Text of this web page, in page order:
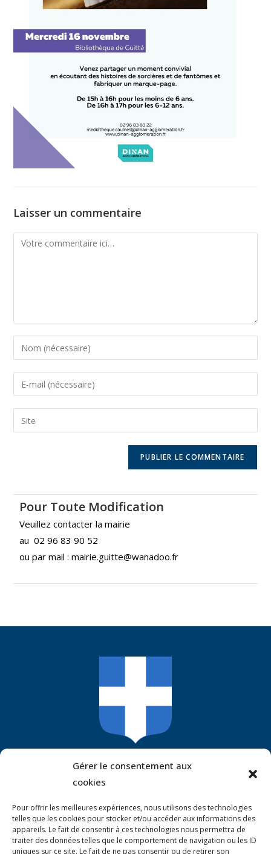
Gérer le consentement aux
cookies
Pour offrir les meilleures expériences, nous utilisons des technologies
telles que les cookies pour stocker et/ou accéder aux informations des
appareils. Le fait de consentir à ces technologies nous permettra de
traiter des données telles que le comportement de navigation ou les ID
uniques sur ce site. Le fait de ne pas consentir ou de retirer son
Laisser un commentaire
Pour Toute Modification
Veuillez contacter la mairie
au 02 96 83 90 52
ou par mail : mairie.guitte@wanadoo.fr
Mairie De Guitté
1 place de l’église
Tél. :+33 (0)2 96 83 90 52
mairie.guitte@wanadoo.fr